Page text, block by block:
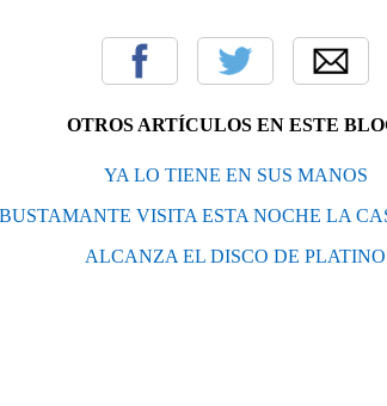
OTROS ARTÍCULOS EN ESTE
YA LO TIENE EN SUS MANOS
BUSTAMANTE VISITA ESTA NOCHE LA
ALCANZA EL DISCO DE PLATINO